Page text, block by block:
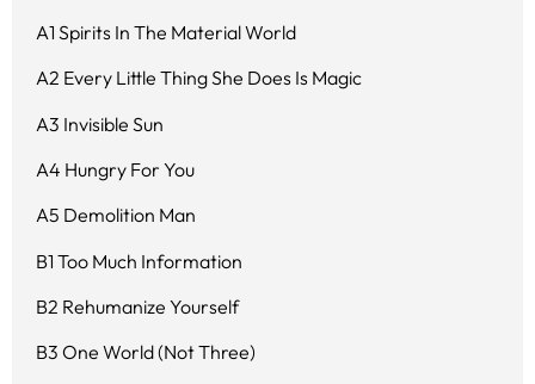
A1 Spirits In The Material World
A2 Every Little Thing She Does Is Magic
A3 Invisible Sun
A4 Hungry For You
A5 Demolition Man
B1 Too Much Information
B2 Rehumanize Yourself
B3 One World (Not Three)